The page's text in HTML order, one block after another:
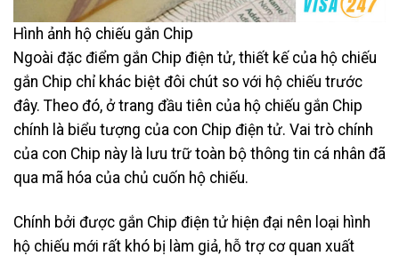
Hình ảnh hộ chiếu gắn Chip
Ngoài đặc điểm gắn Chip điện tử, thiết kế của hộ chiếu
gắn Chip chỉ khác biệt đôi chút so với hộ chiếu trước
đây. Theo đó, ở trang đầu tiên của hộ chiếu gắn Chip
chính là biểu tượng của con Chip điện tử. Vai trò chính
của con Chip này là lưu trữ toàn bộ thông tin cá nhân đã
qua mã hóa của chủ cuốn hộ chiếu.
Chính bởi được gắn Chip điện tử hiện đại nên loại hình
hộ chiếu mới rất khó bị làm giả, hỗ trợ cơ quan xuất